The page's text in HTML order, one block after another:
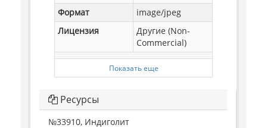
Формат
image/jpeg
Лицензия
Другие (Non-
Commercial)
Показать еще
Ресурсы
№33910, Индиголит